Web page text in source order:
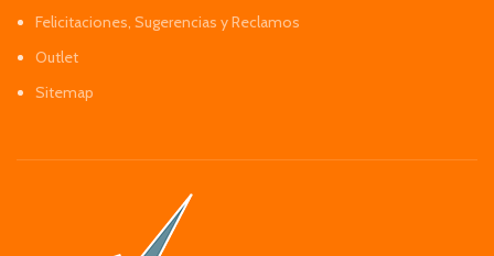
Felicitaciones, Sugerencias y Reclamos
Outlet
Sitemap